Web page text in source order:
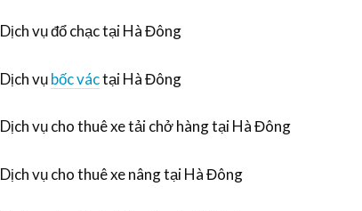
Dịch vụ đổ chạc tại Hà Đông
Dịch vụbốc váctại Hà Đông
Dịch vụ cho thuê xe tải chở hàng tại Hà Đông
Dịch vụ cho thuê xe nâng tại Hà Đông